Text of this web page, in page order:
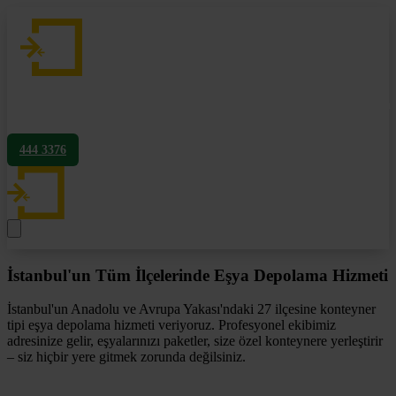
444 3376
İstanbul'un Tüm İlçelerinde Eşya Depolama Hizmeti
İstanbul'un Anadolu ve Avrupa Yakası'ndaki 27 ilçesine konteyner
tipi eşya depolama hizmeti veriyoruz. Profesyonel ekibimiz
adresinize gelir, eşyalarınızı paketler, size özel konteynere yerleştirir
– siz hiçbir yere gitmek zorunda değilsiniz.